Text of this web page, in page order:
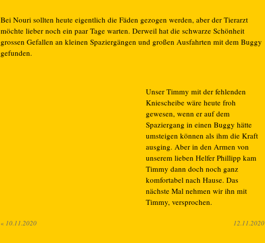
Bei Nouri sollten heute eigentlich die Fäden gezogen werden, aber der Tierarzt
möchte lieber noch ein paar Tage warten. Derweil hat die schwarze Schönheit
grossen Gefallen an kleinen Spaziergängen und großen Ausfahrten mit dem Buggy
gefunden.
Unser Timmy mit der fehlenden
Kniescheibe wäre heute froh
gewesen, wenn er auf dem
Spaziergang in einen Buggy hätte
umsteigen können als ihm die Kraft
ausging. Aber in den Armen von
unserem lieben Helfer Phillipp kam
Timmy dann doch noch ganz
komfortabel nach Hause. Das
nächste Mal nehmen wir ihn mit
Timmy, versprochen.
« 10.11.2020 12.11.2020